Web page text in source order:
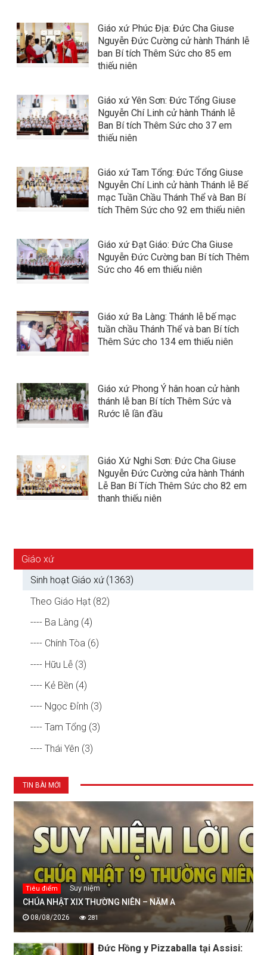
Giáo xứ Phúc Địa: Đức Cha Giuse
Nguyễn Đức Cường cử hành Thánh lễ
ban Bí tích Thêm Sức cho 85 em
thiếu niên
Giáo xứ Yên Sơn: Đức Tổng Giuse
Nguyễn Chí Linh cử hành Thánh lễ
Ban Bí tích Thêm Sức cho 37 em
thiếu niên
Giáo xứ Tam Tổng: Đức Tổng Giuse
Nguyễn Chí Linh cử hành Thánh lễ Bế
mạc Tuần Chầu Thánh Thể và Ban Bí
tích Thêm Sức cho 92 em thiếu niên
Giáo xứ Đạt Giáo: Đức Cha Giuse
Nguyễn Đức Cường ban Bí tích Thêm
Sức cho 46 em thiếu niên
Giáo xứ Ba Làng: Thánh lễ bế mạc
tuần chầu Thánh Thể và ban Bí tích
Thêm Sức cho 134 em thiếu niên
Giáo xứ Phong Ý hân hoan cử hành
thánh lễ ban Bí tích Thêm Sức và
Rước lễ lần đầu
Giáo Xứ Nghi Sơn: Đức Cha Giuse
Nguyễn Đức Cường cửa hành Thánh
Lễ Ban Bí Tích Thêm Sức cho 82 em
thanh thiếu niên
Giáo xứ
Sinh hoạt Giáo xứ (1363)
Theo Giáo Hạt (82)
---- Ba Làng (4)
---- Chính Tòa (6)
---- Hữu Lễ (3)
---- Kẻ Bền (4)
---- Ngọc Đỉnh (3)
---- Tam Tổng (3)
---- Thái Yên (3)
TIN BÀI MỚI
Tiêu điểm Suy niệm
CHÚA NHẬT XIX THƯỜNG NIÊN – NĂM A
08/08/2026 281
Đức Hồng y Pizzaballa tại Assisi: